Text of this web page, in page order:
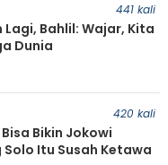
441 kali
Bahlil: Wajar, Kita
Dunia
420 kali
Bikin Jokowi
Itu Susah Ketawa